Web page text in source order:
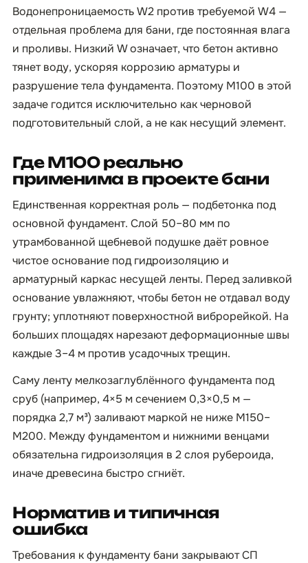
Водонепроницаемость W2 против требуемой W4 —
отдельная проблема для бани, где постоянная влага
и проливы. Низкий W означает, что бетон активно
тянет воду, ускоряя коррозию арматуры и
разрушение тела фундамента. Поэтому М100 в этой
задаче годится исключительно как черновой
подготовительный слой, а не как несущий элемент.
Где М100 реально
применима в проекте бани
Единственная корректная роль — подбетонка под
основной фундамент. Слой 50–80 мм по
утрамбованной щебневой подушке даёт ровное
чистое основание под гидроизоляцию и
арматурный каркас несущей ленты. Перед заливкой
основание увлажняют, чтобы бетон не отдавал воду
грунту; уплотняют поверхностной виброрейкой. На
больших площадях нарезают деформационные швы
каждые 3–4 м против усадочных трещин.
Саму ленту мелкозаглублённого фундамента под
сруб (например, 4×5 м сечением 0,3×0,5 м —
порядка 2,7 м³) заливают маркой не ниже М150–
М200. Между фундаментом и нижними венцами
обязательна гидроизоляция в 2 слоя рубероида,
иначе древесина быстро сгниёт.
Норматив и типичная
ошибка
Требования к фундаменту бани закрывают СП